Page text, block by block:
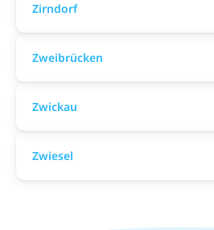
Zirndorf
Zweibrücken
Zwickau
Zwiesel